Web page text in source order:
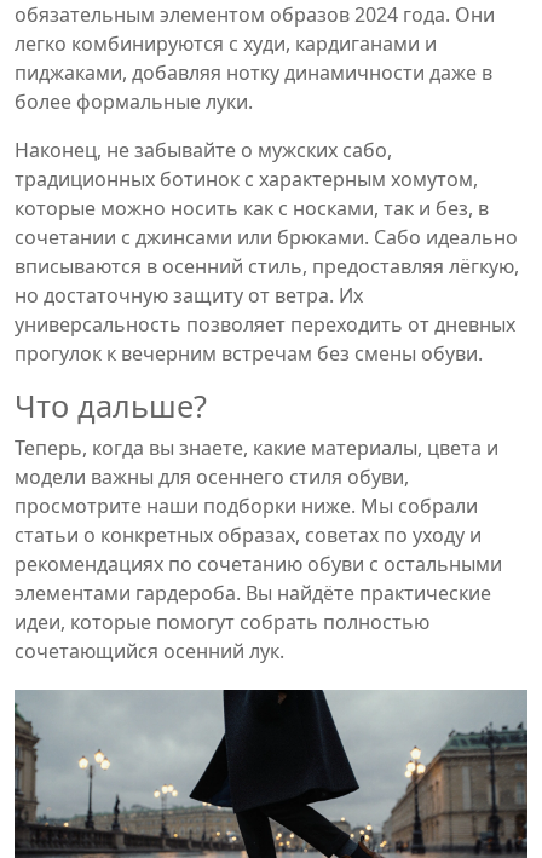
обязательным элементом образов 2024 года. Они
легко комбинируются с худи, кардиганами и
пиджаками, добавляя нотку динамичности даже в
более формальные луки.
Наконец, не забывайте о мужских сабо,
традиционных ботинок с характерным хомутом,
которые можно носить как с носками, так и без, в
сочетании с джинсами или брюками. Сабо идеально
вписываются в осенний стиль, предоставляя лёгкую,
но достаточную защиту от ветра. Их
универсальность позволяет переходить от дневных
прогулок к вечерним встречам без смены обуви.
Что дальше?
Теперь, когда вы знаете, какие материалы, цвета и
модели важны для осеннего стиля обуви,
просмотрите наши подборки ниже. Мы собрали
статьи о конкретных образах, советах по уходу и
рекомендациях по сочетанию обуви с остальными
элементами гардероба. Вы найдёте практические
идеи, которые помогут собрать полностью
сочетающийся осенний лук.